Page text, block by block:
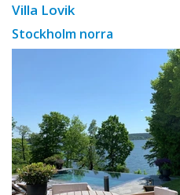
Villa Lovik
Stockholm norra